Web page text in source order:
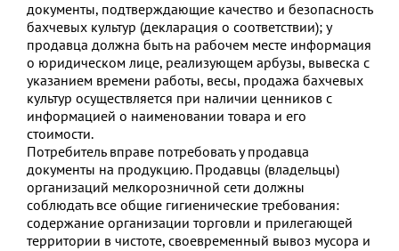
документы, подтверждающие качество и безопасность
бахчевых культур (декларация о соответствии); у
продавца должна быть на рабочем месте информация
о юридическом лице, реализующем арбузы, вывеска с
указанием времени работы, весы, продажа бахчевых
культур осуществляется при наличии ценников с
информацией о наименовании товара и его
стоимости.
Потребитель вправе потребовать у продавца
документы на продукцию. Продавцы (владельцы)
организаций мелкорозничной сети должны
соблюдать все общие гигиенические требования:
содержание организации торговли и прилегающей
территории в чистоте, своевременный вывоз мусора и